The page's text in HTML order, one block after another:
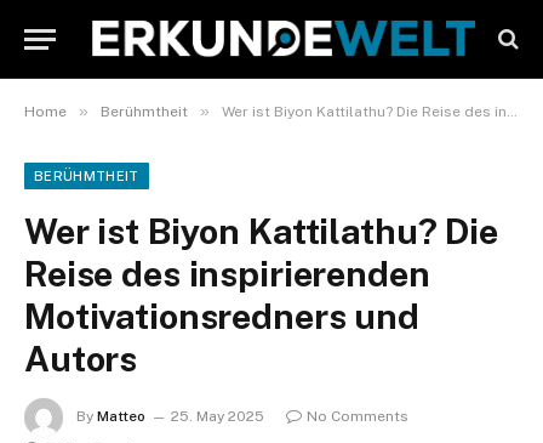
Home » Berühmtheit » Wer ist Biyon Kattilathu? Die Reise des inspirierenden Motivationsredners und Autors
BERÜHMTHEIT
Wer ist Biyon Kattilathu? Die
Reise des inspirierenden
Motivationsredners und
Autors
By Matteo 25. May 2025
No Comments